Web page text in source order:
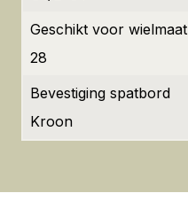
Geschikt voor wielmaat
28
Bevestiging spatbord
Kroon